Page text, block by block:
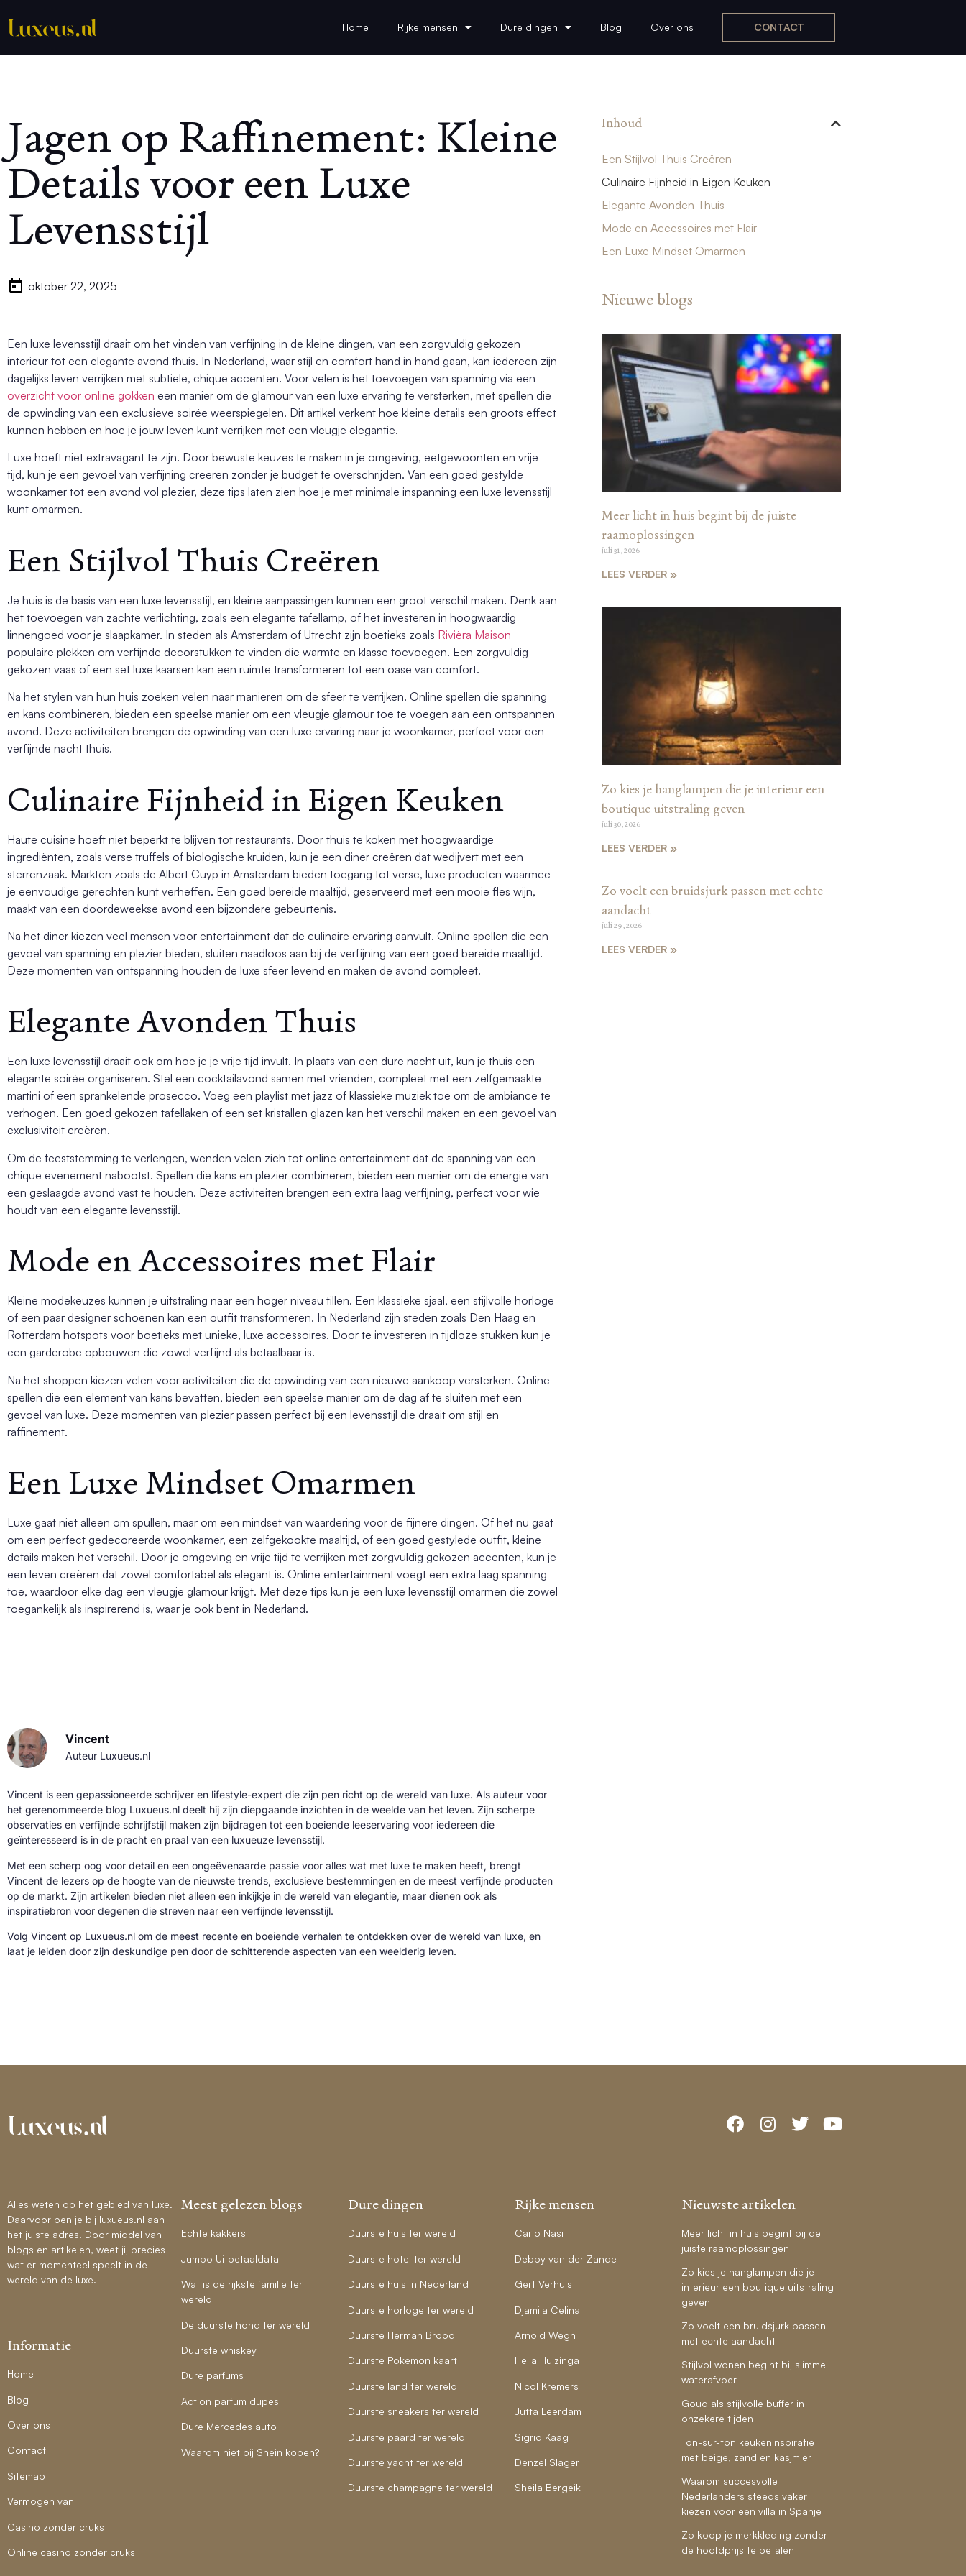
Home Rijke mensen Dure dingen Blog Over ons CONTACT
Jagen op Raffinement: Kleine
Details voor een Luxe
Levensstijl
oktober 22, 2025
Een luxe levensstijl draait om het vinden van verfijning in de kleine dingen, van een zorgvuldig gekozen
interieur tot een elegante avond thuis. In Nederland, waar stijl en comfort hand in hand gaan, kan iedereen zijn
dagelijks leven verrijken met subtiele, chique accenten. Voor velen is het toevoegen van spanning via een
overzicht voor online gokken een manier om de glamour van een luxe ervaring te versterken, met spellen die
de opwinding van een exclusieve soirée weerspiegelen. Dit artikel verkent hoe kleine details een groots effect
kunnen hebben en hoe je jouw leven kunt verrijken met een vleugje elegantie.
Luxe hoeft niet extravagant te zijn. Door bewuste keuzes te maken in je omgeving, eetgewoonten en vrije
tijd, kun je een gevoel van verfijning creëren zonder je budget te overschrijden. Van een goed gestylde
woonkamer tot een avond vol plezier, deze tips laten zien hoe je met minimale inspanning een luxe levensstijl
kunt omarmen.
Een Stijlvol Thuis Creëren
Je huis is de basis van een luxe levensstijl, en kleine aanpassingen kunnen een groot verschil maken. Denk aan
het toevoegen van zachte verlichting, zoals een elegante tafellamp, of het investeren in hoogwaardig
linnengoed voor je slaapkamer. In steden als Amsterdam of Utrecht zijn boetieks zoals Rivièra Maison
populaire plekken om verfijnde decorstukken te vinden die warmte en klasse toevoegen. Een zorgvuldig
gekozen vaas of een set luxe kaarsen kan een ruimte transformeren tot een oase van comfort.
Na het stylen van hun huis zoeken velen naar manieren om de sfeer te verrijken. Online spellen die spanning
en kans combineren, bieden een speelse manier om een vleugje glamour toe te voegen aan een ontspannen
avond. Deze activiteiten brengen de opwinding van een luxe ervaring naar je woonkamer, perfect voor een
verfijnde nacht thuis.
Culinaire Fijnheid in Eigen Keuken
Haute cuisine hoeft niet beperkt te blijven tot restaurants. Door thuis te koken met hoogwaardige
ingrediënten, zoals verse truffels of biologische kruiden, kun je een diner creëren dat wedijvert met een
sterrenzaak. Markten zoals de Albert Cuyp in Amsterdam bieden toegang tot verse, luxe producten waarmee
je eenvoudige gerechten kunt verheffen. Een goed bereide maaltijd, geserveerd met een mooie fles wijn,
maakt van een doordeweekse avond een bijzondere gebeurtenis.
Na het diner kiezen veel mensen voor entertainment dat de culinaire ervaring aanvult. Online spellen die een
gevoel van spanning en plezier bieden, sluiten naadloos aan bij de verfijning van een goed bereide maaltijd.
Deze momenten van ontspanning houden de luxe sfeer levend en maken de avond compleet.
Elegante Avonden Thuis
Een luxe levensstijl draait ook om hoe je je vrije tijd invult. In plaats van een dure nacht uit, kun je thuis een
elegante soirée organiseren. Stel een cocktailavond samen met vrienden, compleet met een zelfgemaakte
martini of een sprankelende prosecco. Voeg een playlist met jazz of klassieke muziek toe om de ambiance te
verhogen. Een goed gekozen tafellaken of een set kristallen glazen kan het verschil maken en een gevoel van
exclusiviteit creëren.
Om de feeststemming te verlengen, wenden velen zich tot online entertainment dat de spanning van een
chique evenement nabootst. Spellen die kans en plezier combineren, bieden een manier om de energie van
een geslaagde avond vast te houden. Deze activiteiten brengen een extra laag verfijning, perfect voor wie
houdt van een elegante levensstijl.
Mode en Accessoires met Flair
Kleine modekeuzes kunnen je uitstraling naar een hoger niveau tillen. Een klassieke sjaal, een stijlvolle horloge
of een paar designer schoenen kan een outfit transformeren. In Nederland zijn steden zoals Den Haag en
Rotterdam hotspots voor boetieks met unieke, luxe accessoires. Door te investeren in tijdloze stukken kun je
een garderobe opbouwen die zowel verfijnd als betaalbaar is.
Na het shoppen kiezen velen voor activiteiten die de opwinding van een nieuwe aankoop versterken. Online
spellen die een element van kans bevatten, bieden een speelse manier om de dag af te sluiten met een
gevoel van luxe. Deze momenten van plezier passen perfect bij een levensstijl die draait om stijl en
raffinement.
Een Luxe Mindset Omarmen
Luxe gaat niet alleen om spullen, maar om een mindset van waardering voor de fijnere dingen. Of het nu gaat
om een perfect gedecoreerde woonkamer, een zelfgekookte maaltijd, of een goed gestylede outfit, kleine
details maken het verschil. Door je omgeving en vrije tijd te verrijken met zorgvuldig gekozen accenten, kun je
een leven creëren dat zowel comfortabel als elegant is. Online entertainment voegt een extra laag spanning
toe, waardoor elke dag een vleugje glamour krijgt. Met deze tips kun je een luxe levensstijl omarmen die zowel
toegankelijk als inspirerend is, waar je ook bent in Nederland.
Vincent
Auteur Luxueus.nl
Vincent is een gepassioneerde schrijver en lifestyle-expert die zijn pen richt op de wereld van luxe. Als auteur voor
het gerenommeerde blog Luxueus.nl deelt hij zijn diepgaande inzichten in de weelde van het leven. Zijn scherpe
observaties en verfijnde schrijfstijl maken zijn bijdragen tot een boeiende leeservaring voor iedereen die
geïnteresseerd is in de pracht en praal van een luxueuze levensstijl.
Met een scherp oog voor detail en een ongeëvenaarde passie voor alles wat met luxe te maken heeft, brengt
Vincent de lezers op de hoogte van de nieuwste trends, exclusieve bestemmingen en de meest verfijnde producten
op de markt. Zijn artikelen bieden niet alleen een inkijkje in de wereld van elegantie, maar dienen ook als
inspiratiebron voor degenen die streven naar een verfijnde levensstijl.
Volg Vincent op Luxueus.nl om de meest recente en boeiende verhalen te ontdekken over de wereld van luxe, en
laat je leiden door zijn deskundige pen door de schitterende aspecten van een weelderig leven.
Inhoud
Een Stijlvol Thuis Creëren
Culinaire Fijnheid in Eigen Keuken
Elegante Avonden Thuis
Mode en Accessoires met Flair
Een Luxe Mindset Omarmen
Nieuwe blogs
Meer licht in huis begint bij de juiste
raamoplossingen
juli 31, 2026
LEES VERDER »
Zo kies je hanglampen die je interieur een
boutique uitstraling geven
juli 30, 2026
LEES VERDER »
Zo voelt een bruidsjurk passen met echte
aandacht
juli 29, 2026
LEES VERDER »
Alles weten op het gebied van luxe.
Daarvoor ben je bij luxueus.nl aan
het juiste adres. Door middel van
blogs en artikelen, weet jij precies
wat er momenteel speelt in de
wereld van de luxe.
Informatie
Home
Blog
Over ons
Contact
Sitemap
Vermogen van
Casino zonder cruks
Online casino zonder cruks
Meest gelezen blogs
Echte kakkers
Jumbo Uitbetaaldata
Wat is de rijkste familie ter
wereld
De duurste hond ter wereld
Duurste whiskey
Dure parfums
Action parfum dupes
Dure Mercedes auto
Waarom niet bij Shein kopen?
Dure dingen
Duurste huis ter wereld
Duurste hotel ter wereld
Duurste huis in Nederland
Duurste horloge ter wereld
Duurste Herman Brood
Duurste Pokemon kaart
Duurste land ter wereld
Duurste sneakers ter wereld
Duurste paard ter wereld
Duurste yacht ter wereld
Duurste champagne ter wereld
Rijke mensen
Carlo Nasi
Debby van der Zande
Gert Verhulst
Djamila Celina
Arnold Wegh
Hella Huizinga
Nicol Kremers
Jutta Leerdam
Sigrid Kaag
Denzel Slager
Sheila Bergeik
Nieuwste artikelen
Meer licht in huis begint bij de
juiste raamoplossingen
Zo kies je hanglampen die je
interieur een boutique uitstraling
geven
Zo voelt een bruidsjurk passen
met echte aandacht
Stijlvol wonen begint bij slimme
waterafvoer
Goud als stijlvolle buffer in
onzekere tijden
Ton-sur-ton keukeninspiratie
met beige, zand en kasjmier
Waarom succesvolle
Nederlanders steeds vaker
kiezen voor een villa in Spanje
Zo koop je merkkleding zonder
de hoofdprijs te betalen